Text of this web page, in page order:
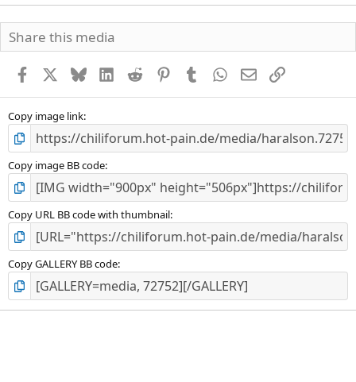
Share this media
Facebook BlueskyLinkedInReddit PinterestTumblr WhatsApp
E-MailLink
Copy image link
Copy image BB code
Copy URL BB code with thumbnail
Copy GALLERY BB code